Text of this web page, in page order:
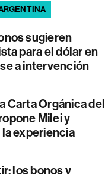
sugieren
para el dólar en
a intervención
Carta Orgánica del
Milei y
experiencia
los bonos y